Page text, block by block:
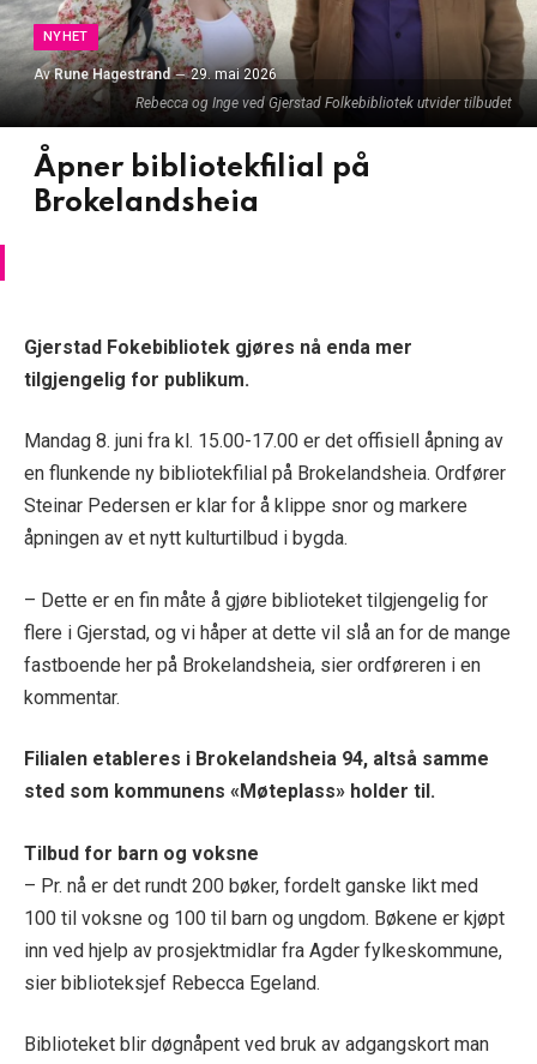
Rebecca og Inge ved Gjerstad Folkebibliotek utvider tilbudet
NYHET
Av Rune Hagestrand 29. mai 2026
Åpner bibliotekfilial på
Brokelandsheia
Gjerstad Fokebibliotek gjøres nå enda mer
tilgjengelig for publikum.
Mandag 8. juni fra kl. 15.00-17.00 er det offisiell åpning av
en flunkende ny bibliotekfilial på Brokelandsheia. Ordfører
Steinar Pedersen er klar for å klippe snor og markere
åpningen av et nytt kulturtilbud i bygda.
– Dette er en fin måte å gjøre biblioteket tilgjengelig for
flere i Gjerstad, og vi håper at dette vil slå an for de mange
fastboende her på Brokelandsheia, sier ordføreren i en
kommentar.
Filialen etableres i Brokelandsheia 94, altså samme
sted som kommunens «Møteplass» holder til.
Tilbud for barn og voksne
– Pr. nå er det rundt 200 bøker, fordelt ganske likt med
100 til voksne og 100 til barn og ungdom. Bøkene er kjøpt
inn ved hjelp av prosjektmidlar fra Agder fylkeskommune,
sier biblioteksjef Rebecca Egeland.
Biblioteket blir døgnåpent ved bruk av adgangskort man